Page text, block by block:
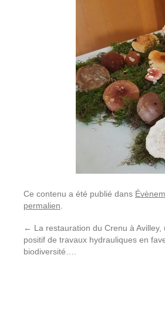
Ce contenu a été publié dans
permalien
← La restauration du Crenu à Avilley,
positif de travaux hydrauliques en
biodiversité….